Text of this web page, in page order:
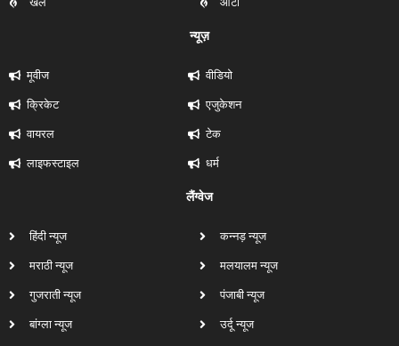
न्यूज़
मूवीज
क्रिकेट
वायरल
लाइफस्टाइल
वीडियो
एजुकेशन
टेक
धर्म
लैंग्वेज
हिंदी न्यूज
मराठी न्यूज
गुजराती न्यूज
बांग्ला न्यूज
कन्नड़ न्यूज
मलयालम न्यूज
पंजाबी न्यूज
उर्दू न्यूज